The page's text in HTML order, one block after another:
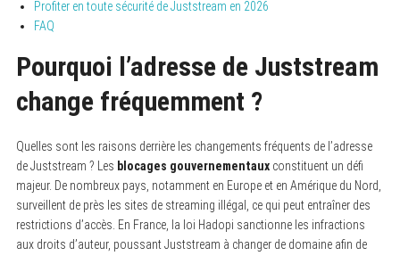
Profiter en toute sécurité de Juststream en 2026
FAQ
Pourquoi l’adresse de Juststream
change fréquemment ?
Quelles sont les raisons derrière les changements fréquents de l’adresse
de Juststream ? Les blocages gouvernementauxconstituent un défi
majeur. De nombreux pays, notamment en Europe et en Amérique du Nord,
surveillent de près les sites de streaming illégal, ce qui peut entraîner des
restrictions d’accès. En France, la loi Hadopi sanctionne les infractions
aux droits d’auteur, poussant Juststream à changer de domaine afin de